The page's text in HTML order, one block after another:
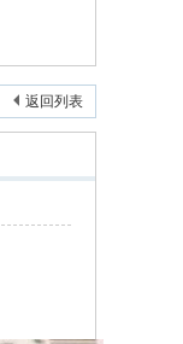
返回列表